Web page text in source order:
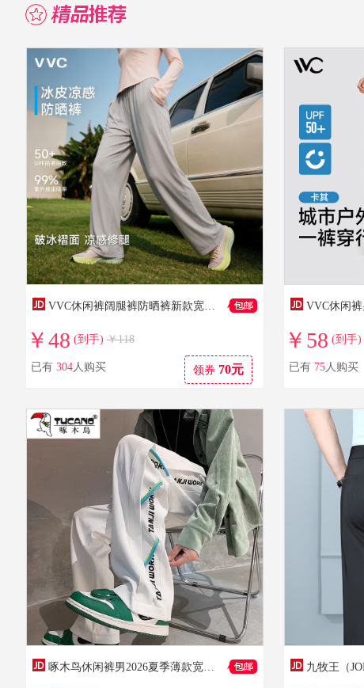
VVC休闲裤阔腿裤防晒裤新款宽松直筒户外休闲裤 月光灰 S 【150-160cm 40-50kg】
￥48 (到手) ￥118
已有 304人购买 领券 70元
￥58 (到手)
已有 75人购买
啄木鸟休闲裤男2026夏季薄款宽松直筒阔腿裤男宽松百搭青少年休闲裤子男 白色常规 XL 建议120-145斤